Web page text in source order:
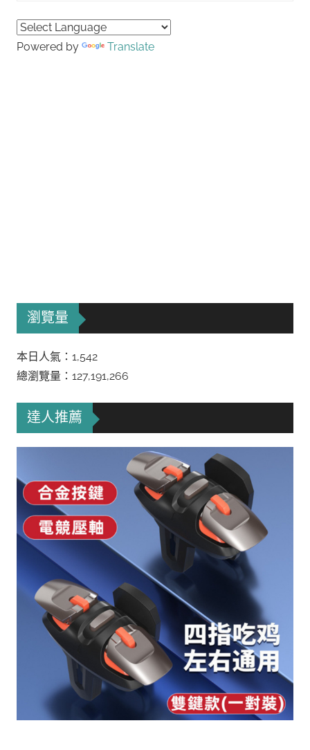
Powered by Translate
瀏覽量
本日人氣：1,542
總瀏覽量：127,191,266
達人推薦